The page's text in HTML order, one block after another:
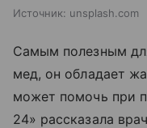
Источник: unsplash.com
Самым полезным
мед, он обладает
может помочь при
24» рассказала